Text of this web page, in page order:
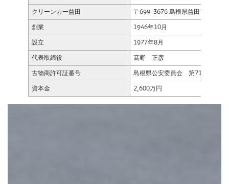
クリーンカー益田 〒699-3676 島根県益田市遠田
創業 1946年10月
設立 1977年8月
代表取締役 髙野 正彦
古物商許可証番号 島根県公安委員会 第
資本金 2,600万円